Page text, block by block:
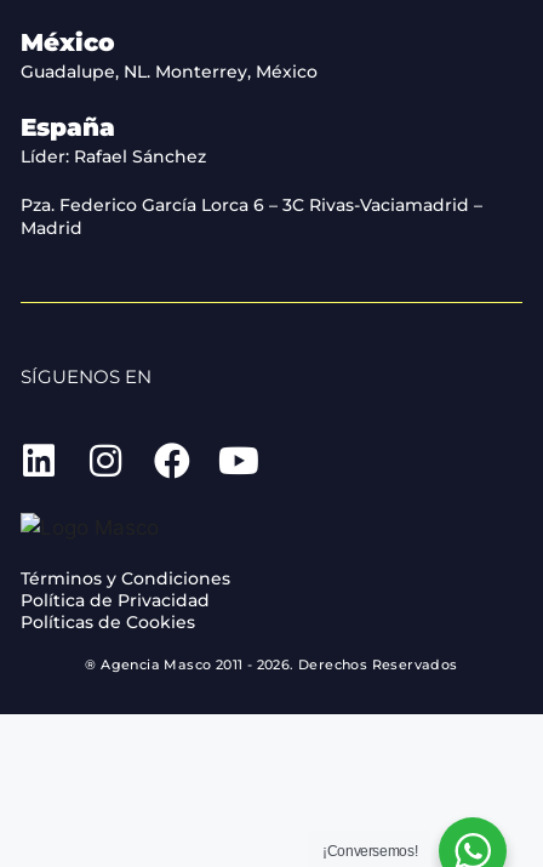
México
Guadalupe, NL. Monterrey, México
España
Líder: Rafael Sánchez
Pza. Federico García Lorca 6 – 3C Rivas-Vaciamadrid –
Madrid
SÍGUENOS EN
Términos y Condiciones
Política de Privacidad
Políticas de Cookies
® Agencia Masco 2011 - 2026. Derechos Reservados
¡Conversemos!